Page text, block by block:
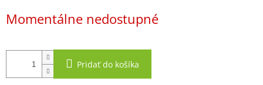
cena:
Momentálne nedostupné
Pridať do košíka